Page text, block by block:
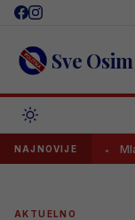
Skip
content Sve
NAJNOVIJEMladi bh.
AKTUELNO